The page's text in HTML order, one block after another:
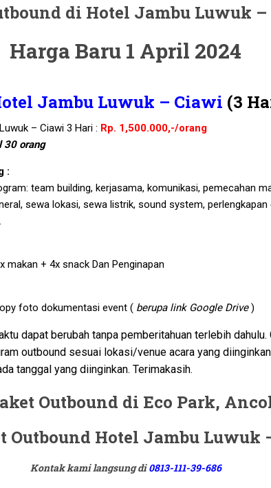
di Hotel Jambu Luwuk
Harga Baru 1 April 2024
Jambu Luwuk – Ciawi (3
– Ciawi 3 Hari : Rp. 1,500.000,-/orang
30 orang
:
team building, kerjasama, komunikasi, pemecahan
sewa lokasi, sewa listrik, sound system,
+ 4x snack Dan Penginapan
foto dokumentasi event ( berupa link Google Drive)
dapat berubah tanpa pemberitahuan terlebih dahulu.
outbound sesuai lokasi/venue acara yang
tanggal yang diinginkan. Terimakasih.
Outbound Hotel Jambu Luwuk
Kontak kami langsung di0813-111-39-686